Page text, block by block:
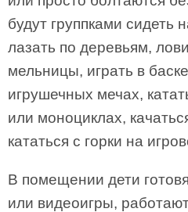
будут группками сидеть
лазать по деревьям,
мельницы, играть в
игрушечных мечах,
или моноциклах,
кататься с горки на
В помещении дети
или видеоигры,